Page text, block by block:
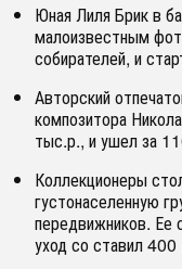
Юная Лиля Брик в
малоизвестным
собирателей, и
Авторский
композитора
тыс.р., и ушел за
Коллекционеры
густонаселенную
передвижников. Ее
уход со ставил